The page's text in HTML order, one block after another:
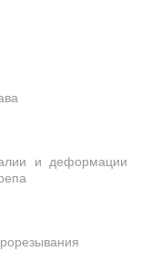
и деформации